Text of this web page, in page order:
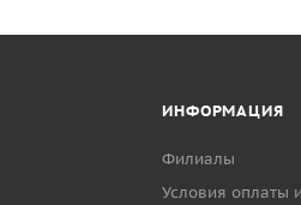
ИНФОРМАЦИЯ
Филиалы
Условия оплаты и